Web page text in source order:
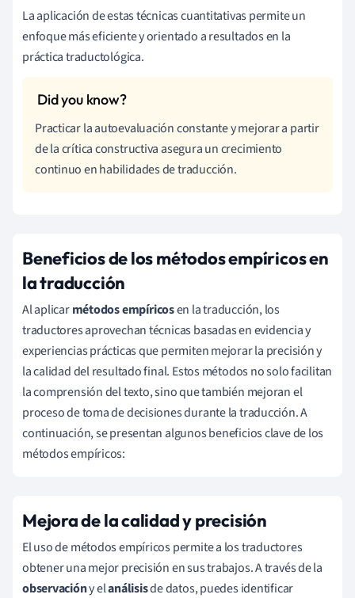
La aplicación de estas técnicas cuantitativas permite un
enfoque más eficiente y orientado a resultados en la
práctica traductológica.
Practicar la autoevaluación constante y mejorar a partir
de la crítica constructiva asegura un crecimiento
continuo en habilidades de traducción.
Beneficios de los métodos empíricos en
la traducción
Al aplicarmétodos empíricosen la traducción, los
traductores aprovechan técnicas basadas en evidencia y
experiencias prácticas que permiten mejorar la precisión y
la calidad del resultado final. Estos métodos no solo facilitan
la comprensión del texto, sino que también mejoran el
proceso de toma de decisiones durante la traducción. A
continuación, se presentan algunos beneficios clave de los
métodos empíricos:
Mejora de la calidad y precisión
El uso de métodos empíricos permite a los traductores
obtener una mejor precisión en sus trabajos. A través de la
observacióny elanálisisde datos, puedes identificar